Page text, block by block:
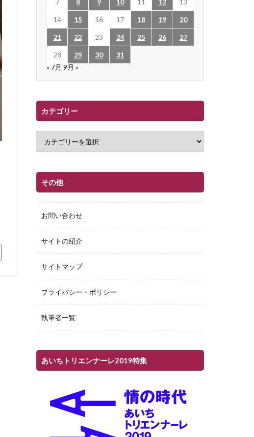
7 8 9 10 11 12 13
14 15 16 17 18 19 20
21 22 23 24 25 26 27
28 29 30
31
« 7月 9月 »
カテゴリー
その他
お問い合わせ
サイトの紹介
サイトマップ
プライバシー・ポリシー
執筆者一覧
あいちトリエンナーレ2019特集